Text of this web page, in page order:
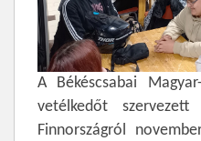
A Békéscsabai
vetélkedőt szervezett
Finnországról